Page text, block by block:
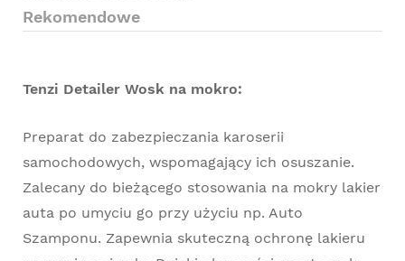
Rekomendowe
Tenzi Detailer Wosk na mokro:
Preparat do zabezpieczania karoserii
samochodowych, wspomagający ich osuszanie.
Zalecany do bieżącego stosowania na mokry lakier
auta po umyciu go przy użyciu np. Auto
Szamponu. Zapewnia skuteczną ochronę lakieru